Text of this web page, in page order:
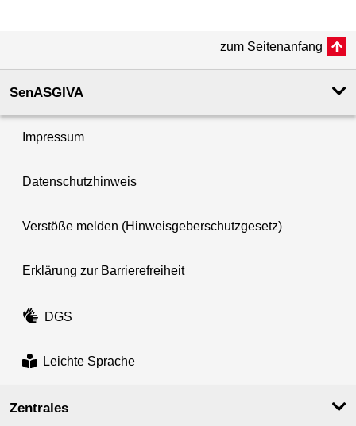
zum Seitenanfang
SenASGIVA
Impressum
Datenschutzhinweis
Verstöße melden (Hinweisgeberschutzgesetz)
Erklärung zur Barrierefreiheit
DGS
Leichte Sprache
Zentrales